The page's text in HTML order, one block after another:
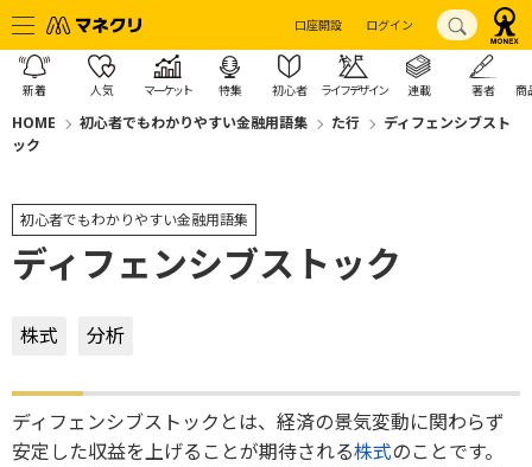
口座開設 ログイン
新着 人気 マーケット 特集 初心者 ライフデザイン 連載 著者 商
HOME 初心者でもわかりやすい金融用語集 た行
ディフェンシブスト
ック
初心者でもわかりやすい金融用語集
ディフェンシブストック
株式 分析
ディフェンシブストックとは、経済の景気変動に関わらず
安定した収益を上げることが期待される株式のことです。